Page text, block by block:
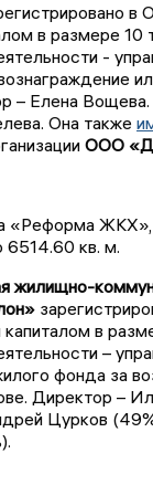
в
в размере 10
-
– Елена
Она также
ООО
«Реформа ЖКХ»,
кв. м.
жилищно-
в
–
фонда за
Директор –
Цурков